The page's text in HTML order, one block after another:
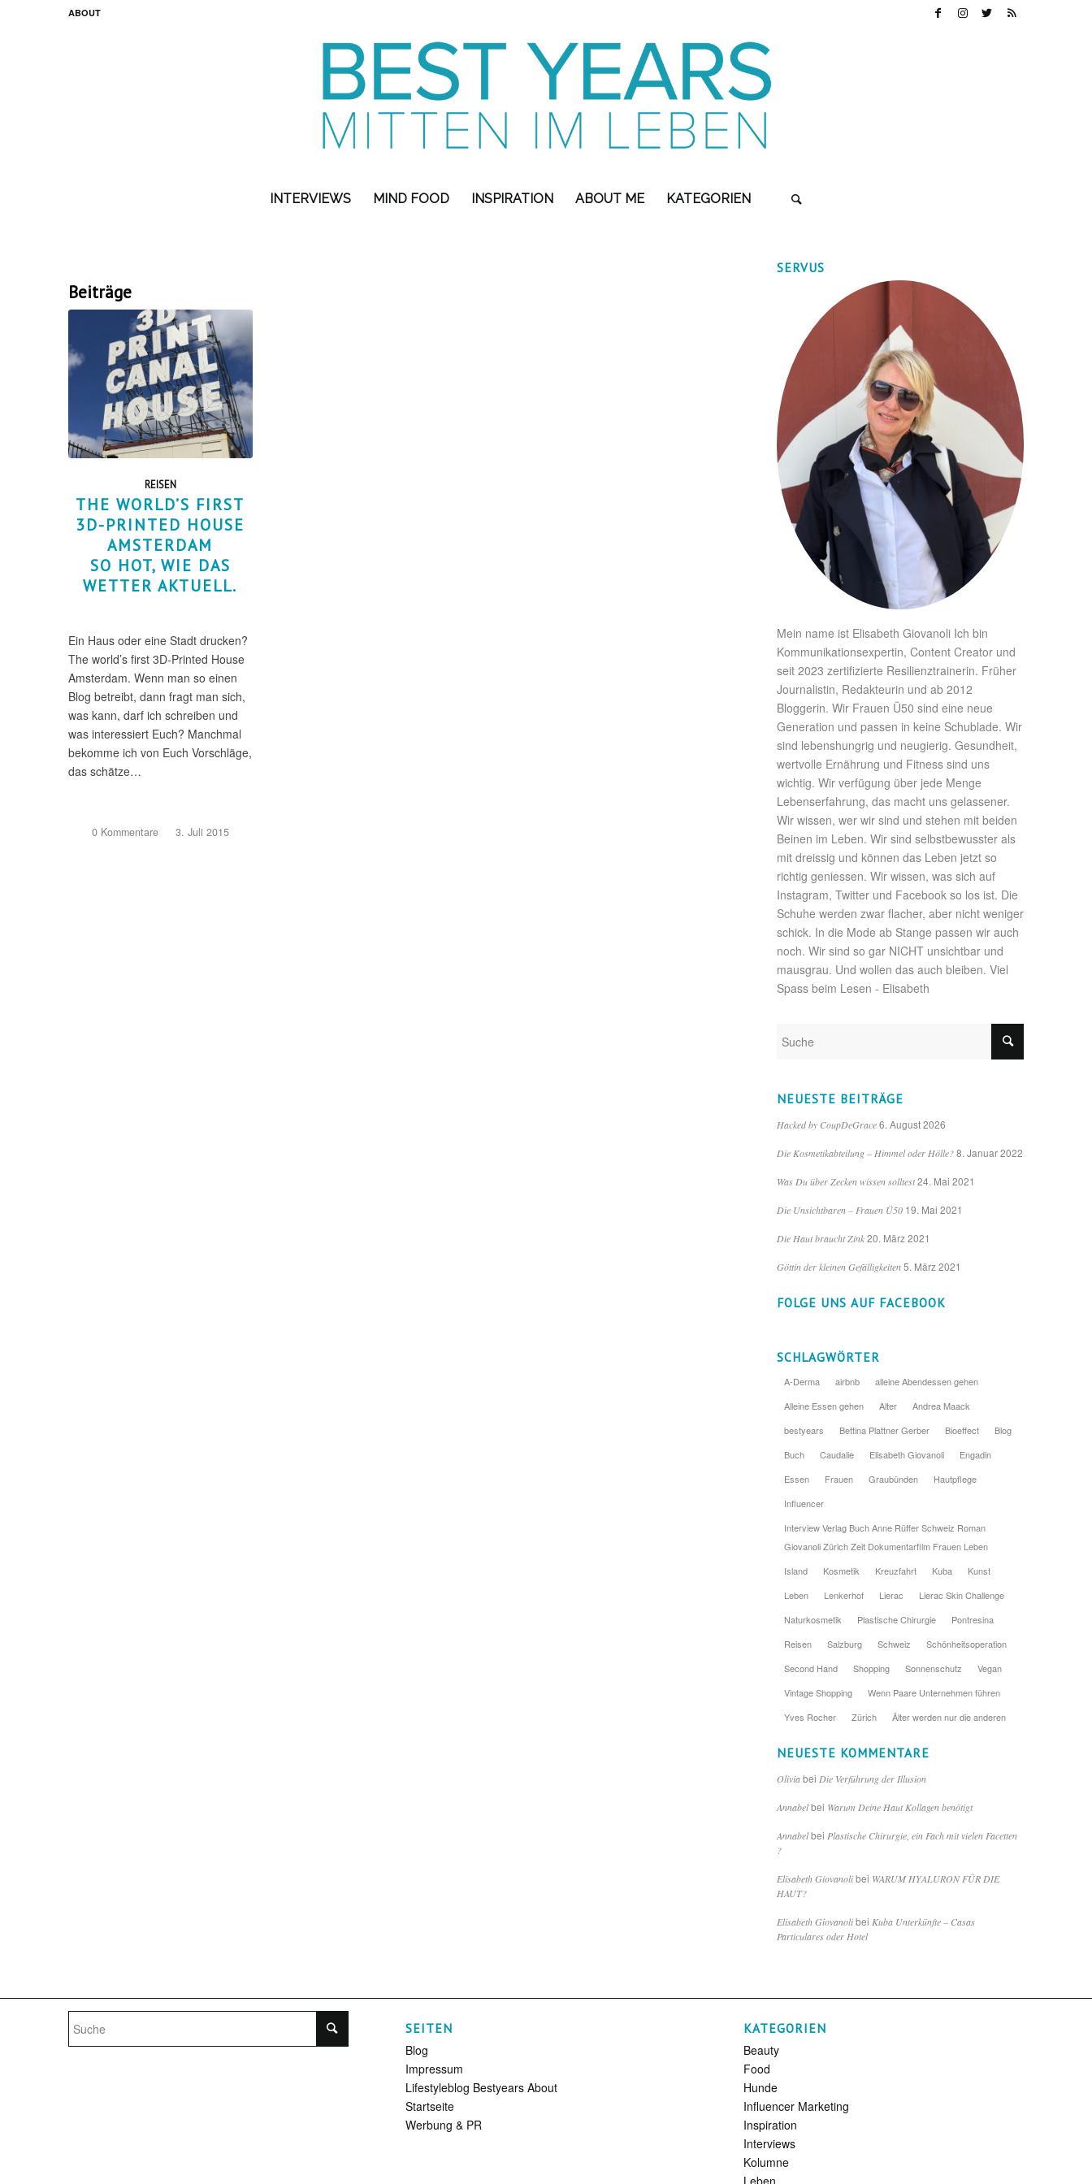
ABOUT
INTERVIEWS MIND FOOD INSPIRATION ABOUT ME KATEGORIEN
Beiträge
REISEN
THE WORLD’S FIRST
3D-PRINTED HOUSE
AMSTERDAM
SO HOT, WIE DAS
WETTER AKTUELL.
Ein Haus oder eine Stadt drucken?
The world’s first 3D-Printed House
Amsterdam. Wenn man so einen
Blog betreibt, dann fragt man sich,
was kann, darf ich schreiben und
was interessiert Euch? Manchmal
bekomme ich von Euch Vorschläge,
das schätze…
0 Kommentare
/ 3. Juli 2015
SERVUS
Mein name ist Elisabeth Giovanoli Ich bin
Kommunikationsexpertin, Content Creator und
seit 2023 zertifizierte Resilienztrainerin. Früher
Journalistin, Redakteurin und ab 2012
Bloggerin. Wir Frauen Ü50 sind eine neue
Generation und passen in keine Schublade. Wir
sind lebenshungrig und neugierig. Gesundheit,
wertvolle Ernährung und Fitness sind uns
wichtig. Wir verfügung über jede Menge
Lebenserfahrung, das macht uns gelassener.
Wir wissen, wer wir sind und stehen mit beiden
Beinen im Leben. Wir sind selbstbewusster als
mit dreissig und können das Leben jetzt so
richtig geniessen. Wir wissen, was sich auf
Instagram, Twitter und Facebook so los ist. Die
Schuhe werden zwar flacher, aber nicht weniger
schick. In die Mode ab Stange passen wir auch
noch. Wir sind so gar NICHT unsichtbar und
mausgrau. Und wollen das auch bleiben. Viel
Spass beim Lesen - Elisabeth
NEUESTE BEITRÄGE
Hacked by CoupDeGrace 6. August 2026
Die Kosmetikabteilung – Himmel oder Hölle? 8. Januar 2022
Was Du über Zecken wissen solltest 24. Mai 2021
Die Unsichtbaren – Frauen Ü50 19. Mai 2021
Die Haut braucht Zink 20. März 2021
Göttin der kleinen Gefälligkeiten 5. März 2021
FOLGE UNS AUF FACEBOOK
SCHLAGWÖRTER
A-Derma airbnb
alleine Abendessen gehen
Alleine Essen gehen
Alter
Andrea Maack
bestyears
Bettina Plattner Gerber Bioeffect
Blog
Buch
Caudalie Elisabeth Giovanoli
Engadin
Essen
Frauen Graubünden
Hautpflege
Influencer
Interview Verlag Buch Anne Rüffer Schweiz Roman
Giovanoli Zürich Zeit Dokumentarfilm Frauen Leben
Island
Kosmetik Kreuzfahrt Kuba
Kunst
Leben
Lenkerhof Lierac
Lierac Skin Challenge
Naturkosmetik
Plastische Chirurgie
Pontresina
Reisen
Salzburg Schweiz
Schönheitsoperation
Second Hand
Shopping Sonnenschutz
Vegan
Vintage Shopping
Wenn Paare Unternehmen führen
Yves Rocher
Zürich Älter werden nur die anderen
NEUESTE KOMMENTARE
Oliviabei Die Verführung der Illusion
Annabelbei Warum Deine Haut Kollagen benötigt
Annabelbei Plastische Chirurgie, ein Fach mit vielen Facetten
?
Elisabeth Giovanolibei WARUM HYALURON FÜR DIE
HAUT?
Elisabeth Giovanolibei Kuba Unterkünfte – Casas
Particulares oder Hotel
SEITEN
Blog
Impressum
Lifestyleblog Bestyears About
Startseite
Werbung & PR
KATEGORIEN
Beauty
Food
Hunde
Influencer Marketing
Inspiration
Interviews
Kolumne
Leben